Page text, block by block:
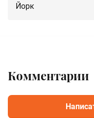
Йорк
Комментарии